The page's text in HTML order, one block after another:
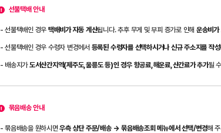
선불택배 안내
- 선불택배인 경우 택배비가 자동 계산됩니다. 추후 무게 및 부피 증가로 인해 운송비가
- 선불택배인 경우 수령자 변경에서 등록된 수령자를 선택하시거나 신규 주소지를 작성
- 배송지가도서산간지역(제주도,울릉도 등)인 경우 항공료,해운료,산간료가 추가될
묶음배송 안내
- 묶음배송을 원하시면우측 상단 주문/배송 → 묶음배송조회 메뉴에서 선택/변경해